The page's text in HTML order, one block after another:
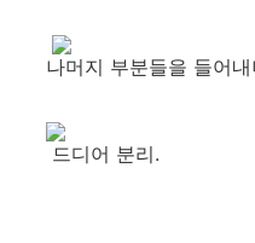
나머지 부분들을 들어
드디어 분리.